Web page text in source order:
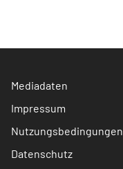
Mediadaten
Impressum
Nutzungsbedingungen
Datenschutz